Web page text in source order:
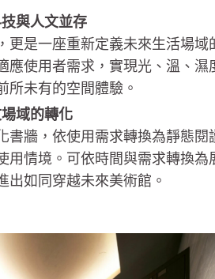
與人文並存
更是一座重新定義未來生活場
應使用者需求，實現光、溫、
所未有的空間體驗。
域的轉化
書牆，依使用需求轉換為靜態
用情境。可依時間與需求轉換
出如同穿越未來美術館。